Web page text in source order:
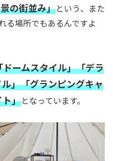
の街並み」という、また
る場所でもあるんですよ
ドームスタイル」「デラ
」「グランピングキャ
」となっています。